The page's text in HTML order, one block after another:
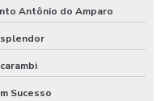
Antônio do Amparo
Sucesso